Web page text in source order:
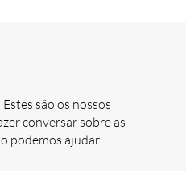
são os nossos
conversar sobre as
podemos ajudar.